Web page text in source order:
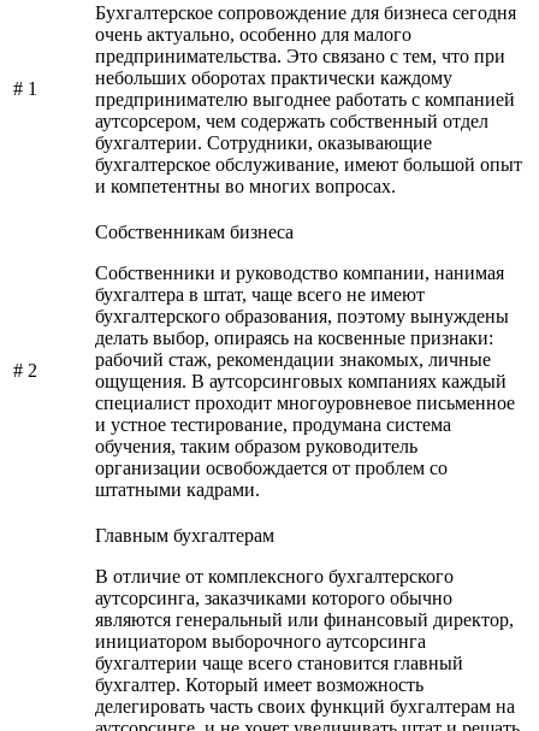
# 1
Бухгалтерское сопровождение для бизнеса сегодня
очень актуально, особенно для малого
предпринимательства. Это связано с тем, что при
небольших оборотах практически каждому
предпринимателю выгоднее работать с компанией
аутсорсером, чем содержать собственный отдел
бухгалтерии. Сотрудники, оказывающие
бухгалтерское обслуживание, имеют большой опыт
и компетентны во многих вопросах.
# 2
Собственникам бизнеса
Собственники и руководство компании, нанимая
бухгалтера в штат, чаще всего не имеют
бухгалтерского образования, поэтому вынуждены
делать выбор, опираясь на косвенные признаки:
рабочий стаж, рекомендации знакомых, личные
ощущения. В аутсорсинговых компаниях каждый
специалист проходит многоуровневое письменное
и устное тестирование, продумана система
обучения, таким образом руководитель
организации освобождается от проблем со
штатными кадрами.
Главным бухгалтерам
В отличие от комплексного бухгалтерского
аутсорсинга, заказчиками которого обычно
являются генеральный или финансовый директор,
инициатором выборочного аутсорсинга
бухгалтерии чаще всего становится главный
бухгалтер. Который имеет возможность
делегировать часть своих функций бухгалтерам на